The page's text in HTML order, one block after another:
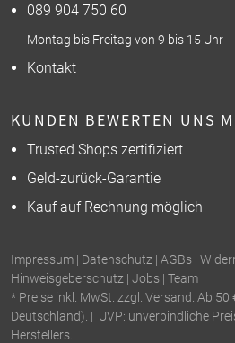
089 904 750 60
Montag bis Freitag von 9 bis 15 Uhr
Kontakt
KUNDEN BEWERTEN UNS
Trusted Shops zertifiziert
Geld-zurück-Garantie
Kauf auf Rechnung möglich
Impressum | Datenschutz | AGBs |
Hinweisgeberschutz | Jobs | Team
* Preise inkl. MwSt. zzgl. Versand. Ab
Deutschland). | UVP: unverbindliche
Herstellers.